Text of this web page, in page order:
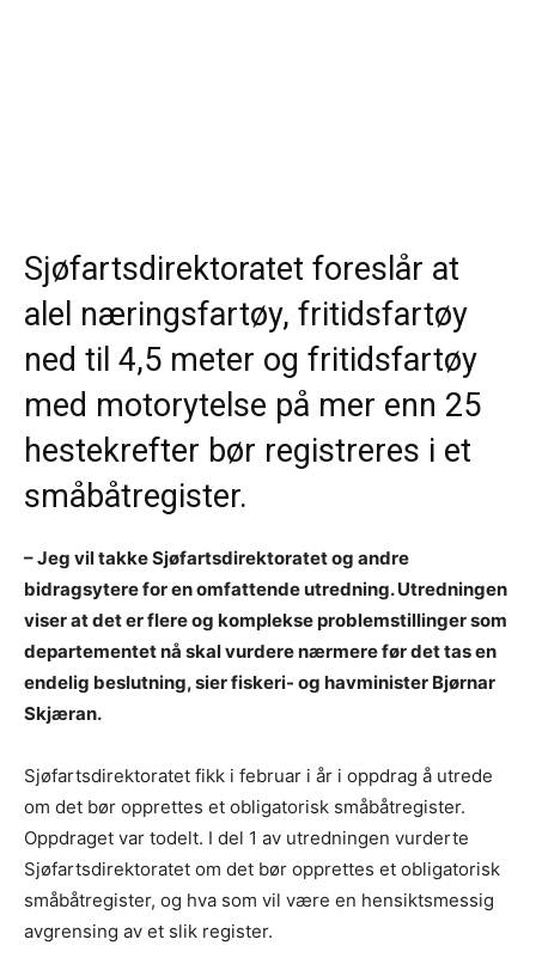
Sjøfartsdirektoratet foreslår at
alel næringsfartøy, fritidsfartøy
ned til 4,5 meter og fritidsfartøy
med motorytelse på mer enn 25
hestekrefter bør registreres i et
småbåtregister.
– Jeg vil takke Sjøfartsdirektoratet og andre
bidragsytere for en omfattende utredning. Utredningen
viser at det er flere og komplekse problemstillinger som
departementet nå skal vurdere nærmere før det tas en
endelig beslutning, sier fiskeri- og havminister Bjørnar
Skjæran.
Sjøfartsdirektoratet fikk i februar i år i oppdrag å utrede
om det bør opprettes et obligatorisk småbåtregister.
Oppdraget var todelt. I del 1 av utredningen vurderte
Sjøfartsdirektoratet om det bør opprettes et obligatorisk
småbåtregister, og hva som vil være en hensiktsmessig
avgrensing av et slik register.